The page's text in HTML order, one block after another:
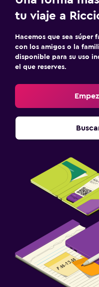
tu viaje a
Hacemos que sea
con los amigos o la
disponible para su uso
el que reserves.